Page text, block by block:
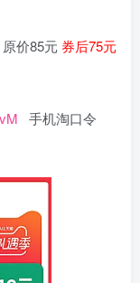
价85元 券后75元
手机淘口令